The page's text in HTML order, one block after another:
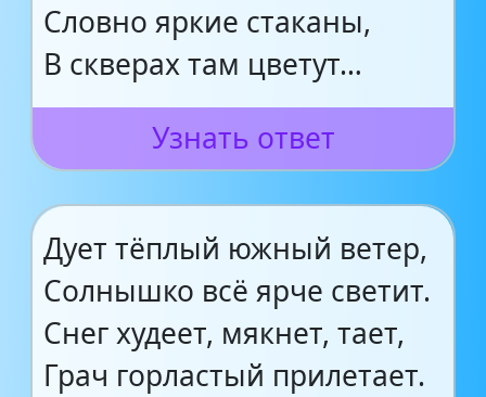
Словно яркие стаканы,
В скверах там цветут…
Узнать ответ
Дует тёплый южный ветер,
Солнышко всё ярче светит.
Снег худеет, мякнет, тает,
Грач горластый прилетает.